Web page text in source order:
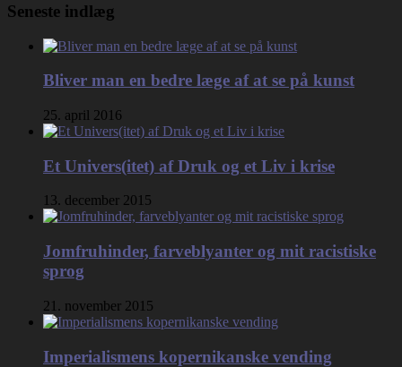
Seneste indlæg
Bliver man en bedre læge af at se på kunst
25. april 2016
Et Univers(itet) af Druk og et Liv i krise
13. december 2015
Jomfruhinder, farveblyanter og mit racistiske
sprog
21. november 2015
Imperialismens kopernikanske vending